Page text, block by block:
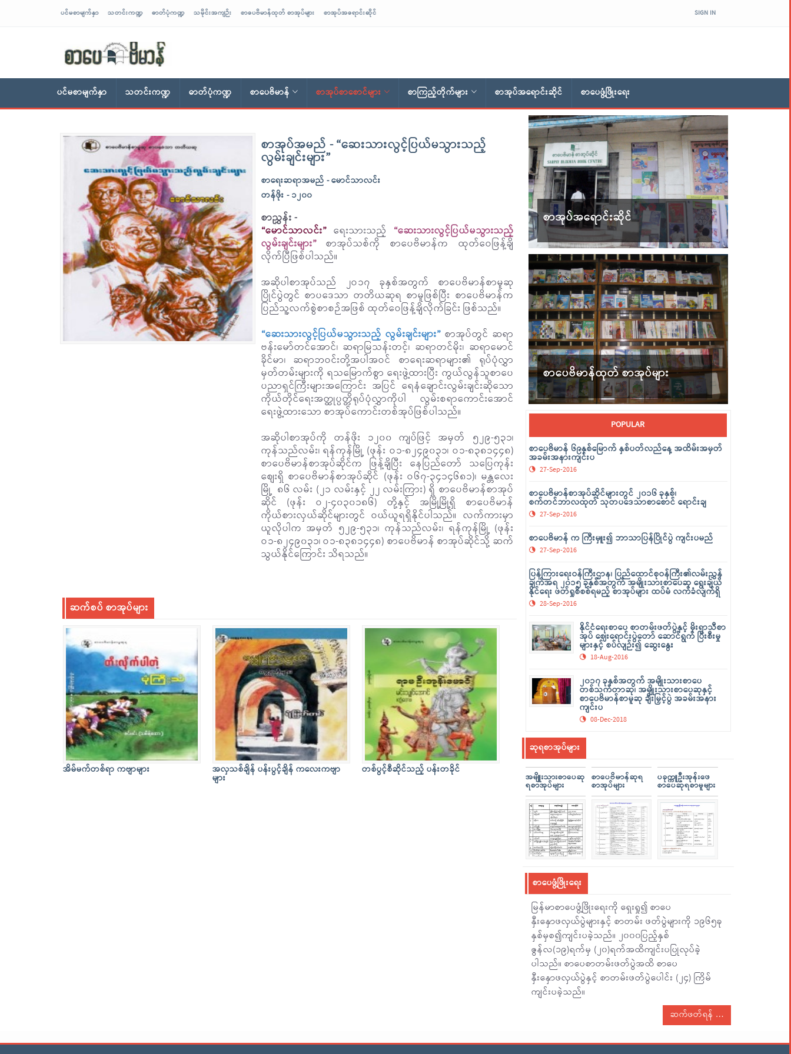
ပင်မစာမျက်နှာ သတင်းကဏ္ဍ ဓာတ်ပုံကဏ္ဍ သမိုင်းအကျဉ်း စာပေဗိမာန်ထုတ် စာအုပ်များ စာအုပ်အရောင်းဆိုင် SIGN IN
ပင်မစာမျက်နှာ သတင်းကဏ္ဍ ဓာတ်ပုံကဏ္ဍ စာပေဗိမာန် စာအုပ်စာစောင်များ စာကြည့်တိုက်များ စာအုပ်အရောင်းဆိုင် စာပေဖွံ့ဖြိုးရေး
စာအုပ်အမည် - “ဆေးသားလွင့်ပြယ်မသွားသည့်
လွမ်းချင်းများ”
စာရေးဆရာအမည် - မောင်သာလင်း
တန်ဖိုး - ၁၂၀၀
စာညွှန်း -
“မောင်သာလင်း”ရေးသားသည့် “ဆေးသားလွင့်ပြယ်မသွားသည့်
လွမ်းချင်းများ”စာအုပ်သစ်ကို စာပေဗိမာန်က ထုတ်ဝေဖြန့်ချိ
လိုက်ပြီဖြစ်ပါသည်။
အဆိုပါစာအုပ်သည် ၂ဝ၁၇ ခုနှစ်အတွက် စာပေဗိမာန်စာမူဆု
ပြိုင်ပွဲတွင် စာပဒေသာ တတိယဆုရ စာမူဖြစ်ပြီး စာပေဗိမာန်က
ပြည်သူ့လက်စွဲစာစဉ်အဖြစ် ထုတ်ဝေဖြန့်ချိလိုက်ခြင်း ဖြစ်သည်။
“ဆေးသားလွင့်ပြယ်မသွားသည့် လွမ်းချင်းများ”စာအုပ်တွင် ဆရာ
ဗန်းမော်တင်အောင်၊ ဆရာမြသန်းတင့်၊ ဆရာတင်မိုး၊ ဆရာမောင်
ခိုင်မာ၊ ဆရာဘဝင်းတို့အပါအဝင် စာရေးဆရာများ၏ ရုပ်ပုံလွှာ
မှတ်တမ်းများကို ရသမြောက်စွာ ရေးဖွဲ့ထားပြီး ကွယ်လွန်သူစာပေ
ပညာရှင်ကြီးများအကြောင်း အပြင် ရေနံချောင်းလွမ်းချင်းဆိုသော
ကိုယ်တိုင်ရေးအတ္ထုပ္ပတ္တိရုပ်ပုံလွှာကိုပါ လွမ်းစရာကောင်းအောင်
ရေးဖွဲ့ထားသော စာအုပ်ကောင်းတစ်အုပ်ဖြစ်ပါသည်။
အဆိုပါစာအုပ်ကို တန်ဖိုး ၁၂၀၀ ကျပ်ဖြင့် အမှတ် ၅၂၉-၅၃၁၊
ကုန်သည်လမ်း၊ ရန်ကုန်မြို့ (ဖုန်း ဝ၁-၈၂၄၉၀၃၁၊ ဝ၁-၈၃၈၁၄၄၈)
စာပေဗိမာန်စာအုပ်ဆိုင်က ဖြန့်ချိပြီး နေပြည်တော် သပြေကုန်း
စျေးရှိ စာပေဗိမာန်စာအုပ်ဆိုင် (ဖုန်း ဝ၆၇-၃၄၁၄၆၈၁)၊ မန္တလေး
မြို့ ၈၆ လမ်း (၂၁ လမ်းနှင့် ၂၂ လမ်းကြား) ရှိ စာပေဗိမာန်စာအုပ်
ဆိုင် (ဖုန်း ဝ၂-၄၀၃၀၁၈၆) တို့နှင့် အမြို့မြို့ရှိ စာပေဗိမာန်
ကိုယ်စားလှယ်ဆိုင်များတွင် ဝယ်ယူရရှိနိုင်ပါသည်။ လက်ကားမှာ
ယူလိုပါက အမှတ် ၅၂၉-၅၃၁၊ ကုန်သည်လမ်း၊ ရန်ကုန်မြို့ (ဖုန်း
ဝ၁-၈၂၄၉၀၃၁၊ ဝ၁-၈၃၈၁၄၄၈) စာပေဗိမာန် စာအုပ်ဆိုင်သို့ ဆက်
သွယ်နိုင်ကြောင်း သိရသည်။
ဆက်စပ် စာအုပ်များ
အိမ်မက်တစ်ရာ ကဗျာများ အလှသစ်ချိန် ပန်းပွင့်ချိန် ကလေးကဗျာ
များ
တစ်ပွင့်စီဆိုင်သည့် ပန်းတခိုင်
စာအုပ်အရောင်းဆိုင်
စာပေဗိမာန်ထုတ် စာအုပ်များ
POPULAR
စာပေဗိမာန် ၆၉နှစ်မြောက် နှစ်ပတ်လည်နေ့ အထိမ်းအမှတ်
အခမ်းအနားကျင်းပ
27-Sep-2016
စာပေဗိမာန်စာအုပ်ဆိုင်များတွင် ၂၀၁၆ ခုနှစ်၊
စက်တင်ဘာလထုတ် သုတပဒေသာစာစောင် ရောင်းချ
27-Sep-2016
စာပေဗိမာန် က ကြီးမှူး၍ ဘာသာပြန်ပြိုင်ပွဲ ကျင်းပမည်
27-Sep-2016
ပြန်ကြားရေးဝန်ကြီးဌာန၊ ပြည်ထောင်စုဝန်ကြီး၏လမ်းညွှန်
ချက်အရ ၂၀၁၅ ခုနှစ်အတွက် အမျိုးသားစာပေဆု ရွေးချယ်
နိုင်ရေး ဖတ်ရှုစိစစ်ရမည့် စာအုပ်များ ထပ်မံ လက်ခံလျက်ရှိ
28-Sep-2016
နိုင်ငံရေးစာပေ စာတမ်းဖတ်ပွဲနှင့် မိုးရာသီစာ
အုပ် ဈေးရောင်းပွဲတော် ဆောင်ရွက် ပြီးစီးမှု
များနှင့် စပ်လျဉ်း၍ ဆွေးနွေး
18-Aug-2016
၂၀၁၇ ခုနှစ်အတွက် အမျိုးသားစာပေ
တစ်သက်တာဆု၊ အမျိုးသားစာပေဆုနှင့်
စာပေဗိမာန်စာမူဆု ချီးမြှင့်ပွဲ အခမ်းအနား
ကျင်းပ
08-Dec-2018
ဆုရစာအုပ်များ
အမျိူးသားစာပေဆု
ရစာအုပ်များ
စာပေဗိမာန်ဆုရ
စာအုပ်များ
ပခုက္ကူဦးအုန်းဖေ
စာပေဆုရစာမူများ
စာပေဖွံ့ဖြိုးရေး
မြန်မာစာပေဖွံ့ဖြိုးရေးကို ရှေးရှု၍ စာပေ
နှီးနှောဖလှယ်ပွဲများနှင့် စာတမ်း ဖတ်ပွဲများကို ၁၉၆၅ခု
နှစ်မှစ၍ကျင်းပခဲ့သည်။ ၂၀၀၀ပြည့်နှစ်
ဇွန်လ(၁၉)ရက်မှ (၂၀)ရက်အထိကျင်းပပြုလုပ်ခဲ့
ပါသည်။ စာပေစာတမ်းဖတ်ပွဲအထိ စာပေ
နှီးနှောဖလှယ်ပွဲနှင့် စာတမ်းဖတ်ပွဲပေါင်း (၂၄) ကြိမ်
ကျင်းပခဲ့သည်။
ဆက်ဖတ်ရန်